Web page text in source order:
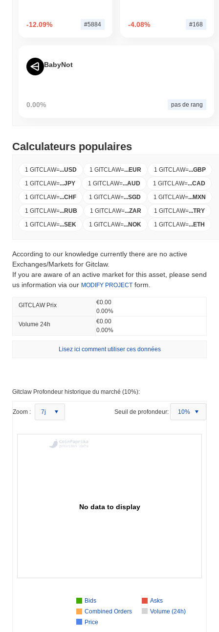
-12.09% #5884 -4.08% #168
BabyNot
0.00% pas de rang
Calculateurs populaires
1 GITCLAW=...USD 1 GITCLAW=...EUR 1 GITCLAW=...GBP
1 GITCLAW=...JPY 1 GITCLAW=...AUD 1 GITCLAW=...CAD
1 GITCLAW=...CHF 1 GITCLAW=...SGD 1 GITCLAW=...MXN
1 GITCLAW=...RUB 1 GITCLAW=...ZAR 1 GITCLAW=...TRY
1 GITCLAW=...SEK 1 GITCLAW=...NOK 1 GITCLAW=...ETH
According to our knowledge currently there are no active
Exchanges/Markets for Gitclaw.
If you are aware of an active market for this asset, please send
us information via our MODIFY PROJECT form.
GITCLAW Prix ​​
€0.00
0.00%
Volume 24h
€0.00
0.00%
Lisez ici comment utiliser ces données
Gitclaw Profondeur historique du marché (10%):
Zoom : 7j Seuil de profondeur: 10%
No data to display
Bids
Asks
Combined Orders
Volume (24h)
Price